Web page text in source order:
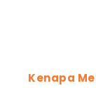
Kenapa